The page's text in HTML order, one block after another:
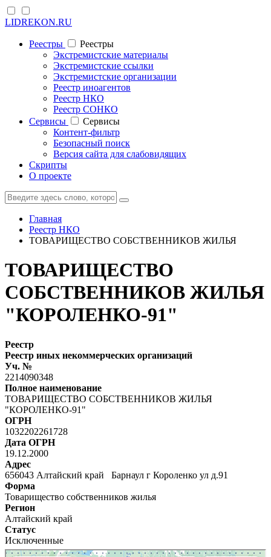
LIDREKON.RU
Реестры
Реестры
Экстремистские материалы
Экстремистские ссылки
Экстремистские организации
Реестр иноагентов
Реестр НКО
Реестр СОНКО
Cервисы
Cервисы
Контент-фильтр
Безопасный поиск
Версия сайта для слабовидящих
Скрипты
О проекте
Главная
Реестр НКО
ТОВАРИЩЕСТВО СОБСТВЕННИКОВ ЖИЛЬЯ
ТОВАРИЩЕСТВО
СОБСТВЕННИКОВ ЖИЛЬЯ
"КОРОЛЕНКО-91"
Реестр
Реестр иных некоммерческих организаций
Уч. №
2214090348
Полное наименование
ТОВАРИЩЕСТВО СОБСТВЕННИКОВ ЖИЛЬЯ
"КОРОЛЕНКО-91"
ОГРН
1032202261728
Дата ОГРН
19.12.2000
Адрес
656043 Алтайский край Барнаул г Короленко ул д.91
Форма
Товарищество собственников жилья
Регион
Алтайский край
Статус
Исключенные